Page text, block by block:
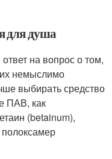
для душа
на вопрос о том,
немыслимо
выбирать средство
ПАВ, как
(betainum),